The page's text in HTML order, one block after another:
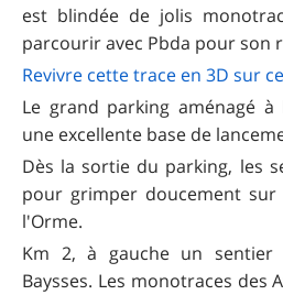
est blindée de jolis
parcourir avec Pbda pour son
Revivre cette trace e n 3D sur
Le grand parking aménagé
une excellente base de
Dès la sortie du parking, les
pour grimper doucement
l'Orme.
Km 2, à gauche un
Baysses. Les monotraces des